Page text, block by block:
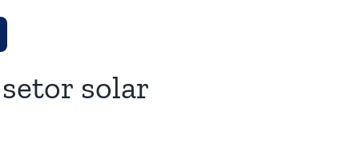
solar